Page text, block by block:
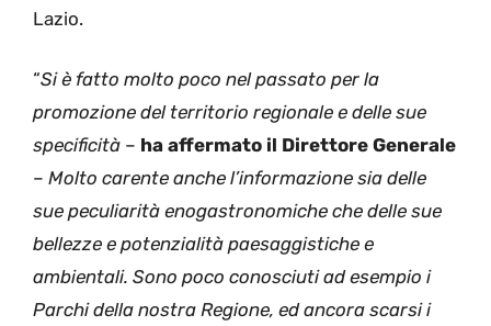
Lazio.
“Si è fatto molto poco nel passato per la
promozione del territorio regionale e delle sue
specificità – ha affermato il Direttore Generale
– Molto carente anche l’informazione sia delle
sue peculiarità enogastronomiche che delle sue
bellezze e potenzialità paesaggistiche e
ambientali. Sono poco conosciuti ad esempio i
Parchi della nostra Regione, ed ancora scarsi i